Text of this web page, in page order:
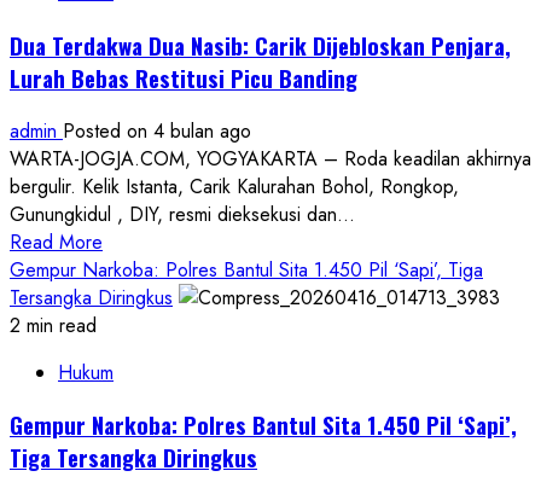
Kejelasan
Pengelolaan
Desa
ke
DPMKP2KB
Gunungkidul
Dua Terdakwa Dua Nasib: Carik Dijebloskan Penjara,
Lurah Bebas Restitusi Picu Banding
admin Posted on 4 bulan ago
WARTA-JOGJA.COM, YOGYAKARTA – Roda keadilan akhirnya
bergulir. Kelik Istanta, Carik Kalurahan Bohol, Rongkop,
Gunungkidul , DIY, resmi dieksekusi dan...
Read More
more
about
Dua
Carik
Dijebloskan
Gempur Narkoba: Polres Bantul Sita 1.450 Pil ‘Sapi’, Tiga
Tersangka Diringkus
2 min read
Hukum
Gempur Narkoba: Polres Bantul Sita 1.450 Pil ‘Sapi’,
Tiga Tersangka Diringkus